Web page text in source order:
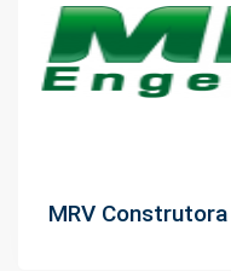
MRV Construtora